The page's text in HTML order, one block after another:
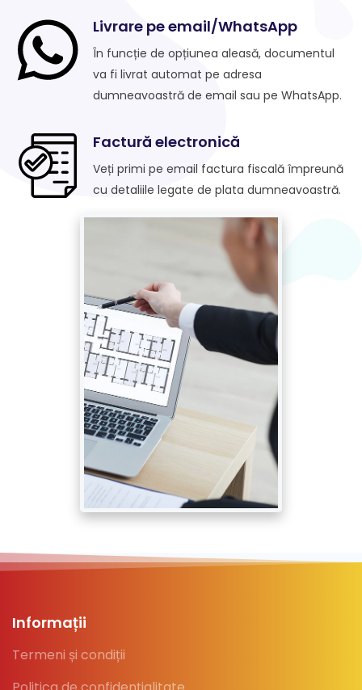
Livrare pe email/WhatsApp
În funcție de opțiunea aleasă, documentul
va fi livrat automat pe adresa
dumneavoastră de email sau pe WhatsApp.
Factură electronică
Veți primi pe email factura fiscală împreună
cu detaliile legate de plata dumneavoastră.
Informații
Termeni și condiții